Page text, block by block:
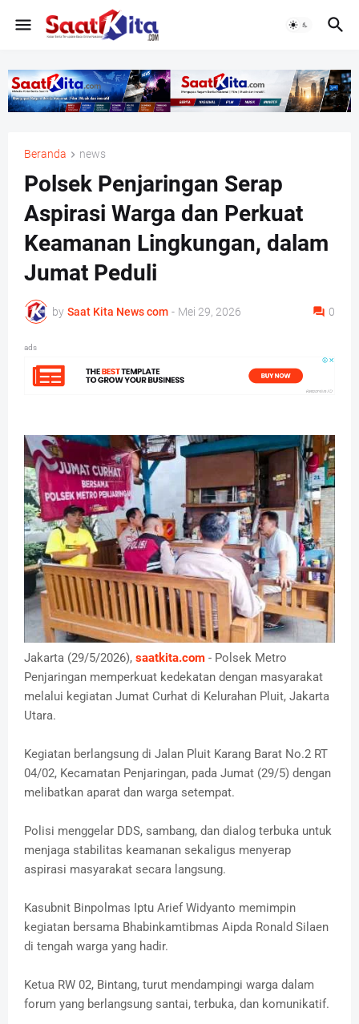
Beranda news
Polsek Penjaringan Serap
Aspirasi Warga dan Perkuat
Keamanan Lingkungan, dalam
Jumat Peduli
by Saat Kita News com - Mei 29, 2026 0
ads
Jakarta (29/5/2026), saatkita.com - Polsek Metro
Penjaringan memperkuat kedekatan dengan masyarakat
melalui kegiatan Jumat Curhat di Kelurahan Pluit, Jakarta
Utara.
Kegiatan berlangsung di Jalan Pluit Karang Barat No.2 RT
04/02, Kecamatan Penjaringan, pada Jumat (29/5) dengan
melibatkan aparat dan warga setempat.
Polisi menggelar DDS, sambang, dan dialog terbuka untuk
menjaga stabilitas keamanan sekaligus menyerap
aspirasi masyarakat secara langsung.
Kasubnit Binpolmas Iptu Arief Widyanto memimpin
kegiatan bersama Bhabinkamtibmas Aipda Ronald Silaen
di tengah warga yang hadir.
Ketua RW 02, Bintang, turut mendampingi warga dalam
forum yang berlangsung santai, terbuka, dan komunikatif.